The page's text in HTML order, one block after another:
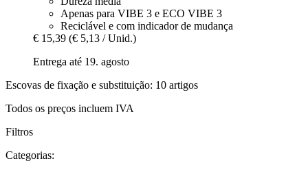
Apenas para VIBE 3 e ECO VIBE 3
Reciclável e com indicador de mudança
€ 15,39 (€ 5,13 / Unid.)
Entrega até 19. agosto
Escovas de fixação e substituição: 10 artigos
Todos os preços incluem IVA
Filtros
Categorias: